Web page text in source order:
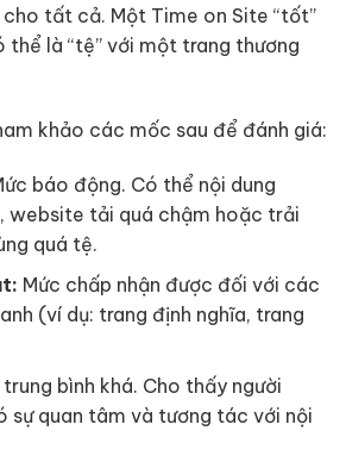
tất cả. Một Time on Site “tốt”
là “tệ” với một trang thương
khảo các mốc sau để đánh giá:
báo động. Có thể nội dung
website tải quá chậm hoặc trải
quá tệ.
Mức chấp nhận được đối với các
(ví dụ: trang định nghĩa, trang
trung bình khá. Cho thấy người
sự quan tâm và tương tác với nội